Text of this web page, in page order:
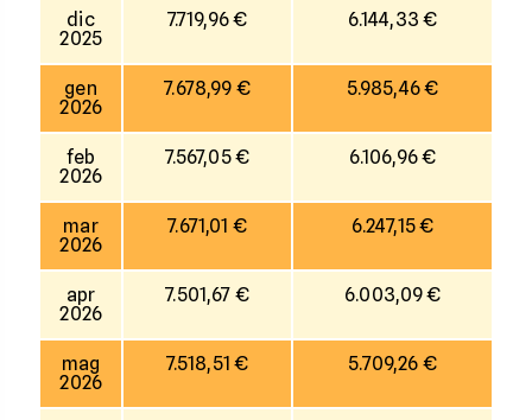
dic
2025
7.719,96 € 6.144,33 €
gen
2026
7.678,99 € 5.985,46 €
feb
2026
7.567,05 € 6.106,96 €
mar
2026
7.671,01 € 6.247,15 €
apr
2026
7.501,67 € 6.003,09 €
mag
2026
7.518,51 € 5.709,26 €